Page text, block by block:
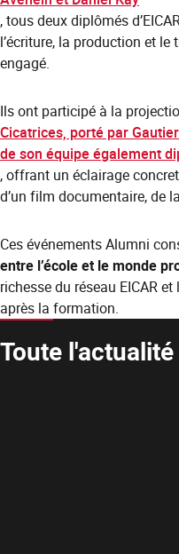
, tous deux diplômés
l’écriture, la production et le
engagé.
Ils ont participé à la
Cicatrices, porté par
de son équipe également
, offrant un éclairage
d’un film documentaire, de
Ces événements Alumni
entre l’école et le monde
richesse du réseau EICAR
après la formation.
Toute l'actualité